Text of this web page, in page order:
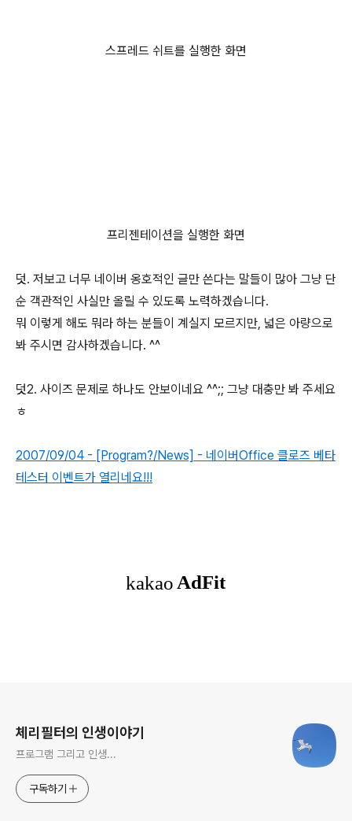
스프레드 쉬트를 실행한 화면
프리젠테이션을 실행한 화면
덧. 저보고 너무 네이버 옹호적인 글만 쓴다는 말들이 많아 그냥 단
순 객관적인 사실만 올릴 수 있도록 노력하겠습니다.
뭐 이렇게 해도 뭐라 하는 분들이 계실지 모르지만, 넓은 아량으로
봐 주시면 감사하겠습니다. ^^
덧2. 사이즈 문제로 하나도 안보이네요 ^^;; 그냥 대충만 봐 주세요
ㅎ
2007/09/04 - [Program?/News] - 네이버Office 클로즈 베타
테스터 이벤트가 열리네요!!!
체리필터의 인생이야기
프로그램 그리고 인생...
구독하기